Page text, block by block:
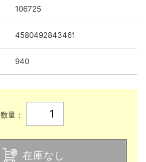
106725
4580492843461
940
数量：
在庫なし